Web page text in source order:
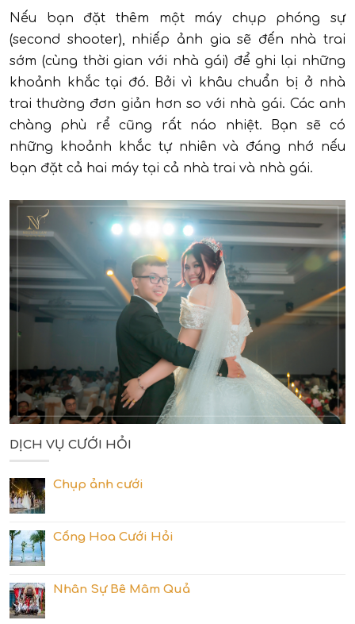
Nếu bạn đặt thêm một máy chụp phóng sự
(second shooter), nhiếp ảnh gia sẽ đến nhà trai
sớm (cùng thời gian với nhà gái) để ghi lại những
khoảnh khắc tại đó. Bởi vì khâu chuẩn bị ở nhà
trai thường đơn giản hơn so với nhà gái. Các anh
chàng phù rể cũng rất náo nhiệt. Bạn sẽ có
những khoảnh khắc tự nhiên và đáng nhớ nếu
bạn đặt cả hai máy tại cả nhà trai và nhà gái.
DỊCH VỤ CƯỚI HỎI
Chụp ảnh cưới
Cổng Hoa Cưới Hỏi
Nhân Sự Bê Mâm Quả